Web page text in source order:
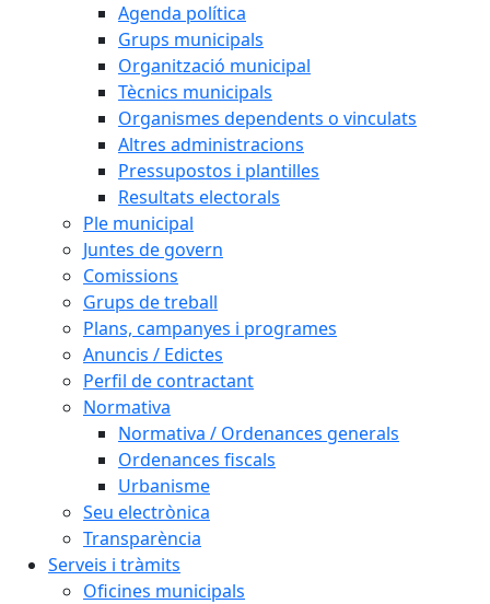
Agenda política
Grups municipals
Organització municipal
Tècnics municipals
Organismes dependents o vinculats
Altres administracions
Pressupostos i plantilles
Resultats electorals
Ple municipal
Juntes de govern
Comissions
Grups de treball
Plans, campanyes i programes
Anuncis / Edictes
Perfil de contractant
Normativa
Normativa / Ordenances generals
Ordenances fiscals
Urbanisme
Seu electrònica
Transparència
Serveis i tràmits
Oficines municipals